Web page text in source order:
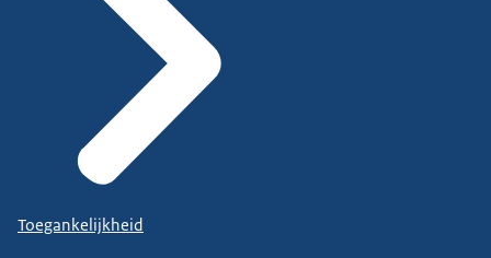
Toegankelijkheid